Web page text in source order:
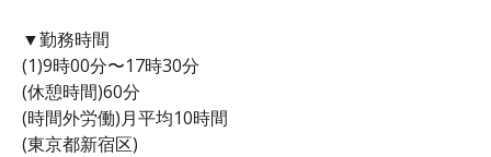
▼勤務時間
(1)9時00分〜17時30分
(休憩時間)60分
(時間外労働)月平均10時間
(東京都新宿区)